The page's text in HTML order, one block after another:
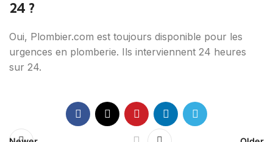
24 ?
Oui, Plombier.com est toujours disponible pour les
urgences en plomberie. Ils interviennent 24 heures
sur 24.